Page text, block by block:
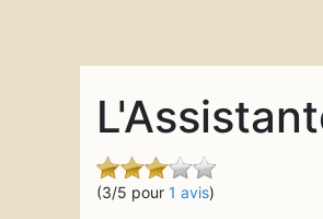
(3/5 pour 1 avis)